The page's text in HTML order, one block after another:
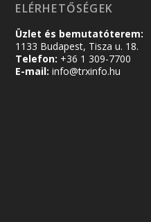
ELÉRHETŐSÉGEK
Üzlet és bemutatóterem:
1133 Budapest, Tisza u. 18.
Telefon: +36 1 309-7700
E-mail: info@trxinfo.hu